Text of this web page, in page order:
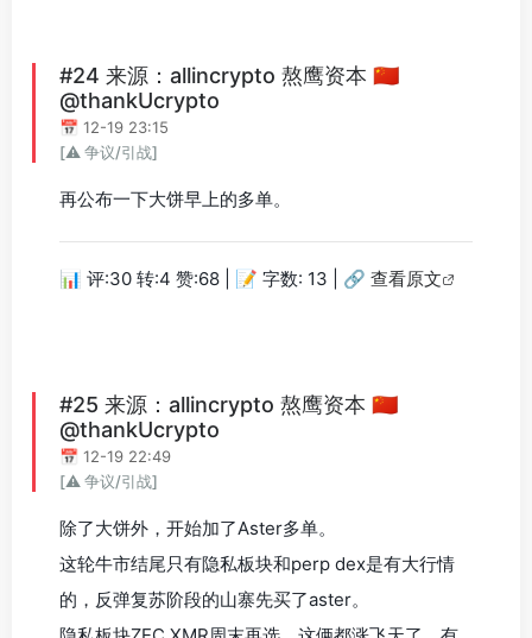
#24 来源：allincrypto 熬鹰资本 🇨🇳
@thankUcrypto
📅 12-19 23:15
[⚠️ 争议/引战]
再公布一下大饼早上的多单。
📊 评:30 转:4 赞:68 | 📝 字数: 13 | 🔗 查看原文
#25 来源：allincrypto 熬鹰资本 🇨🇳
@thankUcrypto
📅 12-19 22:49
[⚠️ 争议/引战]
除了大饼外，开始加了Aster多单。
这轮牛市结尾只有隐私板块和perp dex是有大行情
的，反弹复苏阶段的山寨先买了aster。